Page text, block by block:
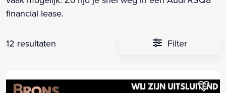
financial lease.
12 resultaten Filter